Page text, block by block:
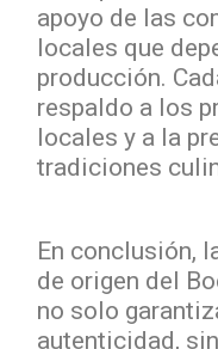
apoyo de las
locales que
producción.
respaldo a los
locales y a la
tradiciones
En conclusión,
de origen del
no solo
autenticidad,